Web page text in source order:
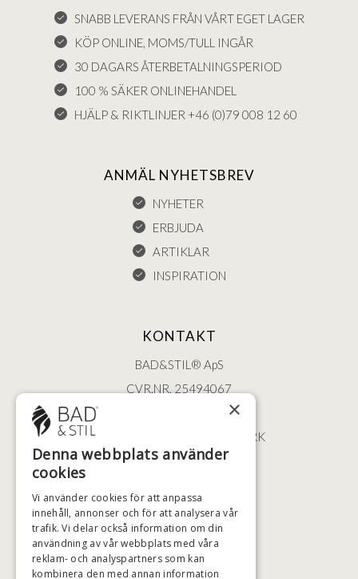
SNABB LEVERANS FRÅN VÅRT EGET LAGER
KÖP ONLINE, MOMS/TULL INGÅR
30 DAGARS ÅTERBETALNINGSPERIOD
100 % SÄKER ONLINEHANDEL
HJÄLP & RIKTLINJER +46 (0)79 008 12 60
ANMÄL NYHETSBREV
NYHETER
ERBJUDA
ARTIKLAR
INSPIRATION
KONTAKT
BAD&STIL® ApS
CVR.NR. 25494067
ØSTERBROGADE 202
2100 KØBENHAVN • DANMARK
+46 (0)79 008 12 60
HÖGSTA KREDITVÄRDIGHET
×
Denna webbplats använder
cookies
Vi använder cookies för att anpassa
innehåll, annonser och för att analysera vår
trafik. Vi delar också information om din
användning av vår webbplats med våra
reklam- och analyspartners som kan
kombinera den med annan information